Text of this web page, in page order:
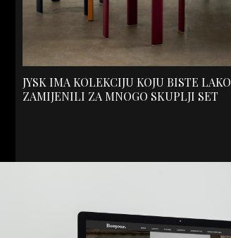
JYSK IMA KOLEKCIJU KOJU BISTE LAKO
ZAMIJENILI ZA MNOGO SKUPLJI SET